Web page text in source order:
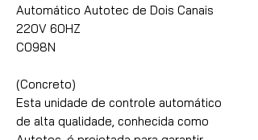
Automático Autotec de Dois Canais
220V 60HZ
C098N
(Concreto)
Esta unidade de controle automático
de alta qualidade, conhecida como